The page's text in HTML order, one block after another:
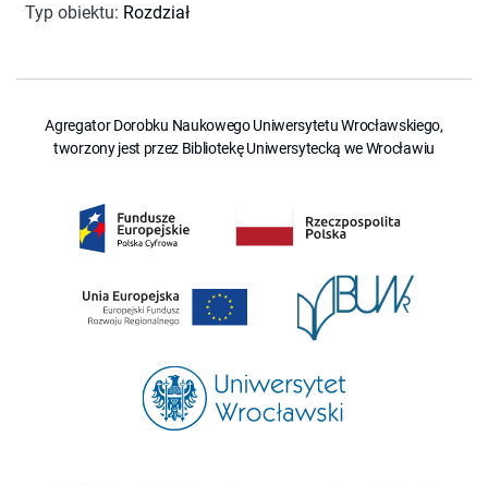
Typ obiektu: Rozdział
Agregator Dorobku Naukowego Uniwersytetu Wrocławskiego,
tworzony jest przez Bibliotekę Uniwersytecką we Wrocławiu